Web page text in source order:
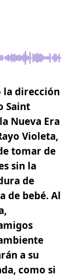
la dirección
Saint
Nueva Era
Violeta,
tomar de
sin la
de
de bebé. Al
a su
como si